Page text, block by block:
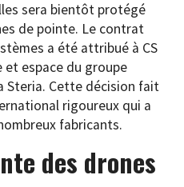
sera bientôt protégé
de pointe. Le contrat
a été attribué à CS
et espace du groupe
Steria. Cette décision fait
rigoureux qui a
fabricants.
des drones